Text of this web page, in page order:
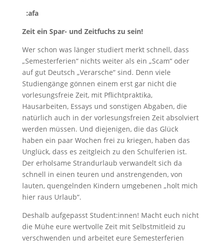
:afa
Zeit ein Spar- und Zeitfuchs zu sein!
Wer schon was länger studiert merkt schnell, dass
„Semesterferien“ nichts weiter als ein „Scam“ oder
auf gut Deutsch „Verarsche“ sind. Denn viele
Studiengänge gönnen einem erst gar nicht die
vorlesungsfreie Zeit, mit Pflichtpraktika,
Hausarbeiten, Essays und sonstigen Abgaben, die
natürlich auch in der vorlesungsfreien Zeit absolviert
werden müssen. Und diejenigen, die das Glück
haben ein paar Wochen frei zu kriegen, haben das
Unglück, dass es zeitgleich zu den Schulferien ist.
Der erholsame Strandurlaub verwandelt sich da
schnell in einen teuren und anstrengenden, von
lauten, quengelnden Kindern umgebenen „holt mich
hier raus Urlaub“.
Deshalb aufgepasst Student:innen! Macht euch nicht
die Mühe eure wertvolle Zeit mit Selbstmitleid zu
verschwenden und arbeitet eure Semesterferien